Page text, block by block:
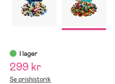
I lager
299 kr
Se prishistorik